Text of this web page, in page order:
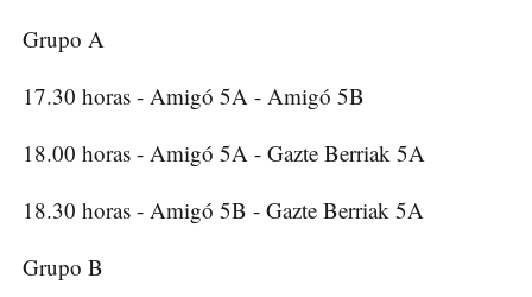
Grupo A
17.30 horas - Amigó 5A - Amigó 5B
18.00 horas - Amigó 5A - Gazte Berriak 5A
18.30 horas - Amigó 5B - Gazte Berriak 5A
Grupo B